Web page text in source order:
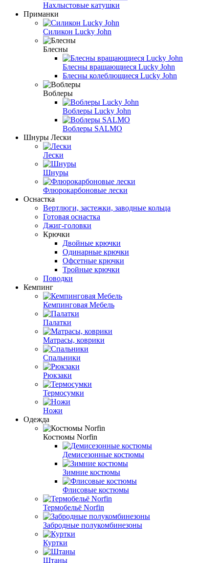
Нахлыстовые катушки
Приманки
Силикон Lucky John
Блесны
Блесны вращающиеся Lucky John
Блесны колеблющиеся Lucky John
Воблеры
Воблеры Lucky John
Воблеры SALMO
Шнуры Лески
Лески
Шнуры
Флюрокарбоновые лески
Оснастка
Вертлюги, застежки, заводные кольца
Готовая оснастка
Джиг-головки
Крючки
Двойные крючки
Одинарные крючки
Офсетные крючки
Тройные крючки
Поводки
Кемпинг
Кемпинговая Мебель
Палатки
Матрасы, коврики
Спальники
Рюкзаки
Термосумки
Ножи
Одежда
Костюмы Norfin
Демисезонные костюмы
Зимние костюмы
Флисовые костюмы
Термобельё Norfin
Забродные полукомбинезоны
Куртки
Штаны